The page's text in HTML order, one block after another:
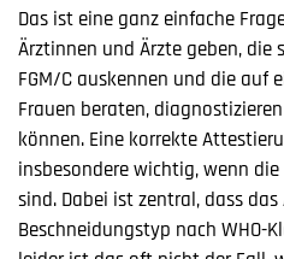
Das ist eine ganz einfache
Ärztinnen und Ärzte geben, die
FGM/C auskennen und die auf
Frauen beraten,
können. Eine korrekte
insbesondere wichtig, wenn
sind. Dabei ist zentral, dass
Beschneidungstyp nach